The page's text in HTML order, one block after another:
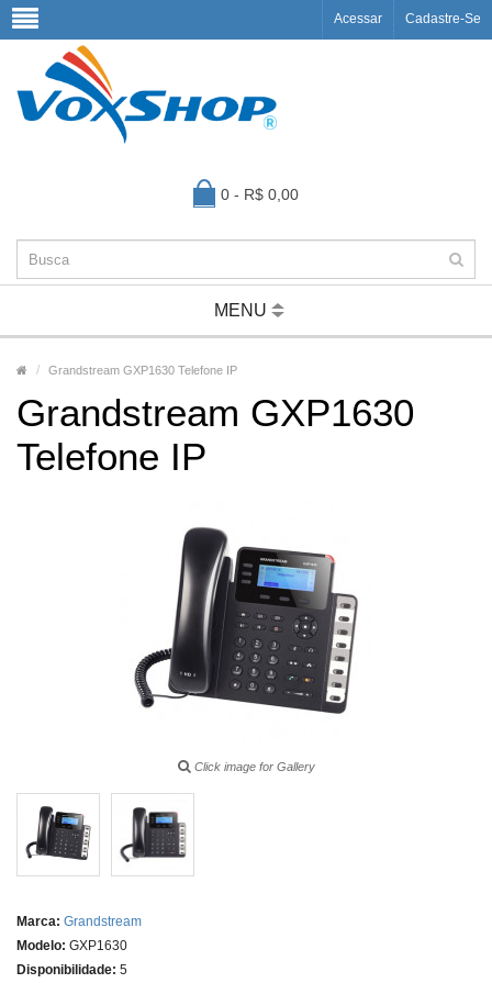
Acessar Cadastre-Se
0 - R$ 0,00
MENU
Grandstream GXP1630 Telefone IP
Grandstream GXP1630
Telefone IP
Click image for Gallery
Marca: Grandstream
Modelo: GXP1630
Disponibilidade: 5